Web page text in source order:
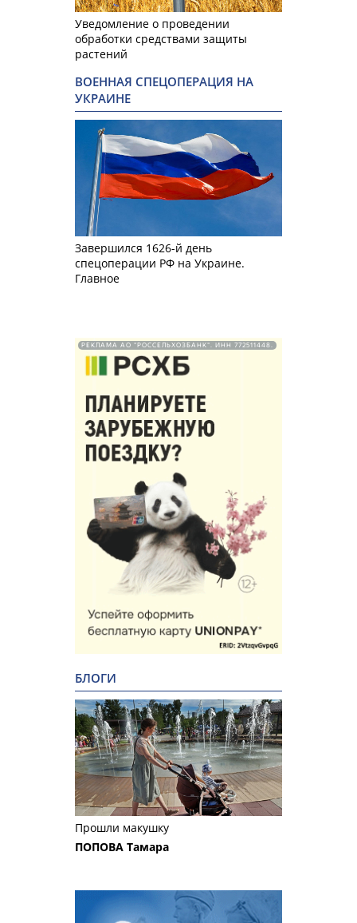
Уведомление о проведении
обработки средствами защиты
растений
ВОЕННАЯ СПЕЦОПЕРАЦИЯ НА
УКРАИНЕ
Завершился 1626-й день
спецоперации РФ на Украине.
Главное
РЕКЛАМА АО "РОССЕЛЬХОЗБАНК". ИНН 772511448.
БЛОГИ
Прошли макушку
ПОПОВА Тамара